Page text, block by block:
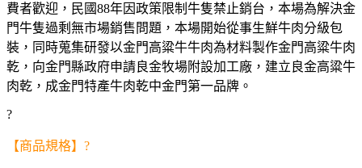
費者歡迎，民國88年因政策限制牛隻禁止銷台，本場為解決金
門牛隻過剩無市場銷售問題，本場開始從事生鮮牛肉分級包
裝，同時蒐集研發以金門高粱牛牛肉為材料製作金門高粱牛肉
乾，向金門縣政府申請良金牧場附設加工廠，建立良金高粱牛
肉乾，成金門特產牛肉乾中金門第一品牌。
?
【商品規格】?